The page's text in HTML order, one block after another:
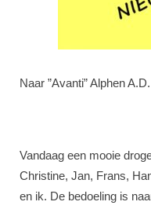
Naar ”Avanti” Alphen
Vandaag een mooie
Christine, Jan, Frans,
en ik. De bedoeling is